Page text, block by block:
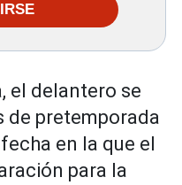
el delantero se
de pretemporada
en la que el
para la